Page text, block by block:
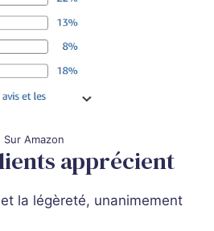
Sur Amazon
apprécient
la légèreté, unanimement